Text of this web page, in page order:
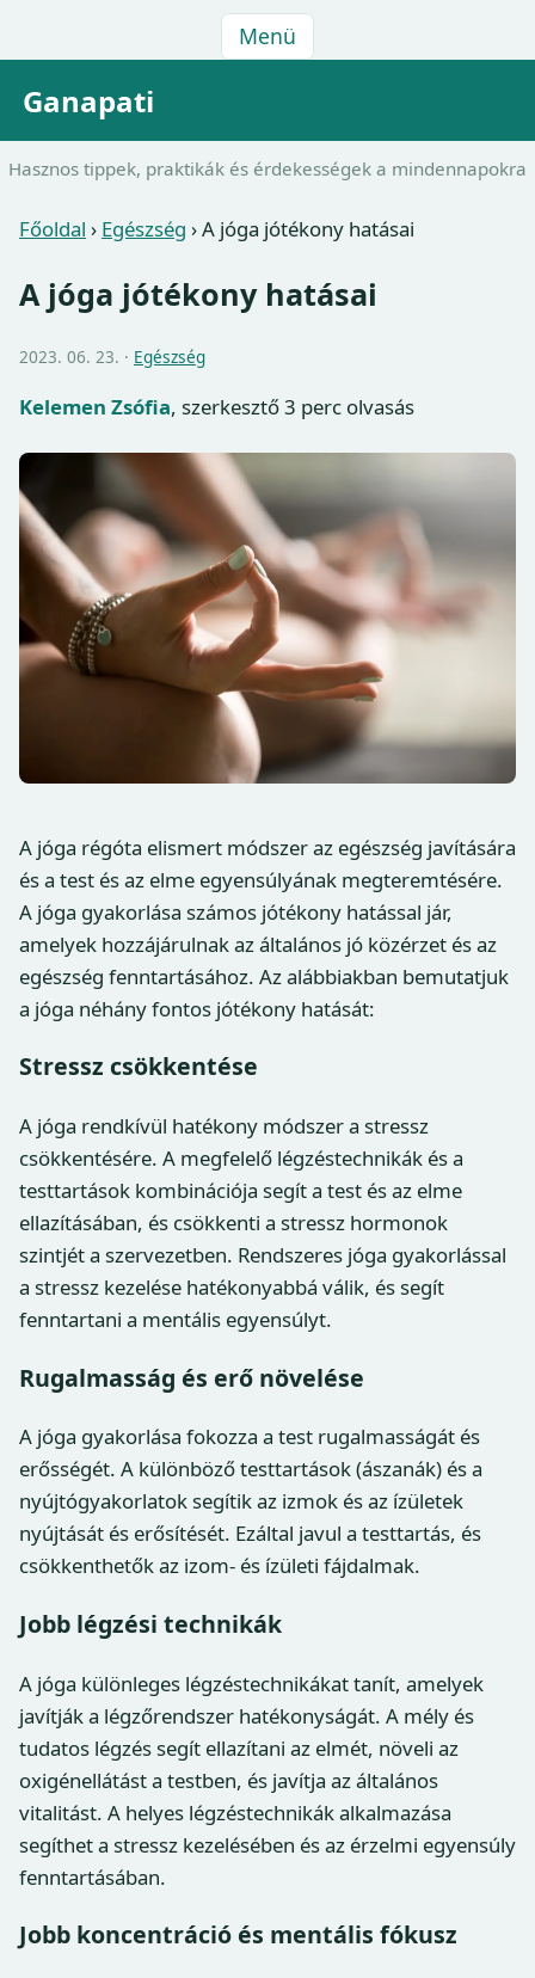
Menü
Ganapati
Hasznos tippek, praktikák és érdekességek a mindennapokra
Főoldal › Egészség ›A jóga jótékony hatásai
A jóga jótékony hatásai
2023. 06. 23. · Egészség
Kelemen Zsófia, szerkesztő3 perc olvasás
A jóga régóta elismert módszer az egészség javítására
és a test és az elme egyensúlyának megteremtésére.
A jóga gyakorlása számos jótékony hatással jár,
amelyek hozzájárulnak az általános jó közérzet és az
egészség fenntartásához. Az alábbiakban bemutatjuk
a jóga néhány fontos jótékony hatását:
Stressz csökkentése
A jóga rendkívül hatékony módszer a stressz
csökkentésére. A megfelelő légzéstechnikák és a
testtartások kombinációja segít a test és az elme
ellazításában, és csökkenti a stressz hormonok
szintjét a szervezetben. Rendszeres jóga gyakorlással
a stressz kezelése hatékonyabbá válik, és segít
fenntartani a mentális egyensúlyt.
Rugalmasság és erő növelése
A jóga gyakorlása fokozza a test rugalmasságát és
erősségét. A különböző testtartások (ászanák) és a
nyújtógyakorlatok segítik az izmok és az ízületek
nyújtását és erősítését. Ezáltal javul a testtartás, és
csökkenthetők az izom- és ízületi fájdalmak.
Jobb légzési technikák
A jóga különleges légzéstechnikákat tanít, amelyek
javítják a légzőrendszer hatékonyságát. A mély és
tudatos légzés segít ellazítani az elmét, növeli az
oxigénellátást a testben, és javítja az általános
vitalitást. A helyes légzéstechnikák alkalmazása
segíthet a stressz kezelésében és az érzelmi egyensúly
fenntartásában.
Jobb koncentráció és mentális fókusz